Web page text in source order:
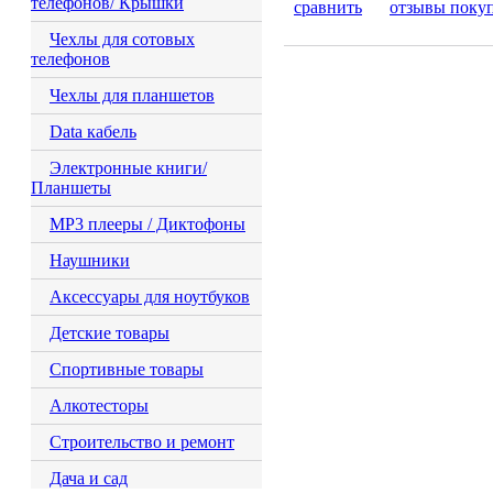
Чехлы для сотовых
телефонов
Чехлы для планшетов
Data кабель
Электронные книги/
Планшеты
MP3 плееры / Диктофоны
Наушники
Аксессуары для ноутбуков
Детские товары
Спортивные товары
Алкотесторы
Строительство и ремонт
Дача и сад
сравнить отзывы